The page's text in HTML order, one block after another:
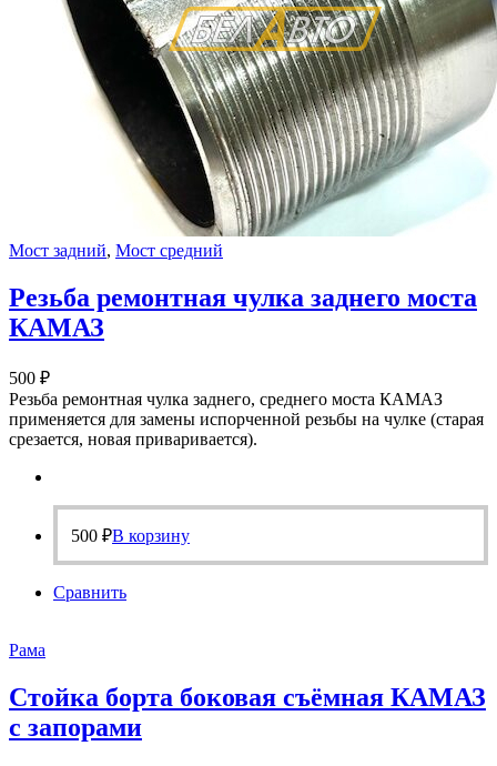
Мост задний, Мост средний
Резьба ремонтная чулка заднего моста
КАМАЗ
500 ₽
Резьба ремонтная чулка заднего, среднего моста КАМАЗ
применяется для замены испорченной резьбы на чулке (старая
срезается, новая приваривается).
500 ₽В корзину
Сравнить
Рама
Стойка борта боковая съёмная КАМАЗ
с запорами